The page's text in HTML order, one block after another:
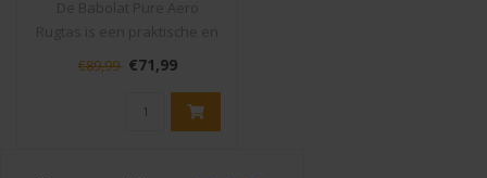
veelzijdige tennistas voor
€89,99 €71,99